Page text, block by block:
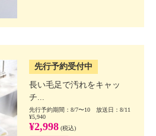
先行予約受付中
長い毛足で汚れをキャッ
チ...
先行予約期間：8/7〜10 放送日：8/11
¥5,940
¥2,998 (税込)